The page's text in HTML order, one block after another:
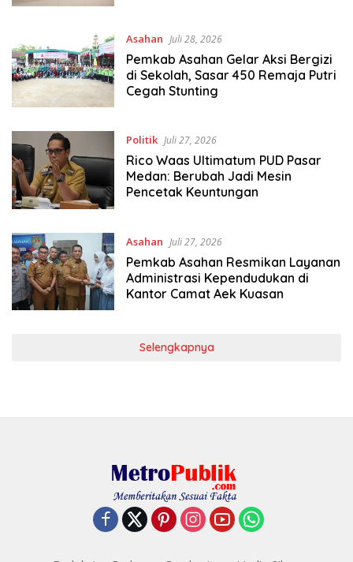
Asahan Juli 28, 2026
Pemkab Asahan Gelar Aksi Bergizi
di Sekolah, Sasar 450 Remaja Putri
Cegah Stunting
Politik Juli 27, 2026
Rico Waas Ultimatum PUD Pasar
Medan: Berubah Jadi Mesin
Pencetak Keuntungan
Asahan Juli 27, 2026
Pemkab Asahan Resmikan Layanan
Administrasi Kependudukan di
Kantor Camat Aek Kuasan
Selengkapnya